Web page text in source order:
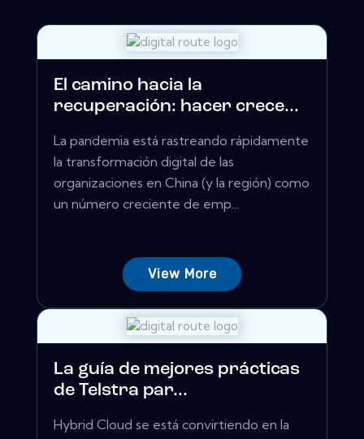
El camino hacia la
recuperación: hacer crece...
La pandemia está rastreando rápidamente
la transformación digital de las
organizaciones en China (y la región) como
un número creciente de emp...
View More
La guía de mejores prácticas
de Telstra par...
Hybrid Cloud se está convirtiendo en la